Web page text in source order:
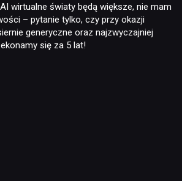
wirtualne światy będą większe, nie mam
– pytanie tylko, czy przy okazji
generyczne oraz najzwyczajniej
się za 5 lat!